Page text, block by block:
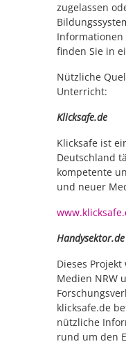
zugelassen
Informationen
finden Sie in
Nützliche
Unterricht:
Klicksafe.de
Klicksafe ist
Deutschland
kompetente
und neuer
Handysektor.de
Dieses
Medien NRW
klicksafe.de
nützliche
rund um den